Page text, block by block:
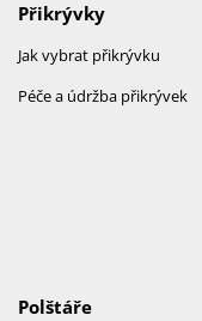
Přikrývky
Jak vybrat přikrývku
Péče a údržba přikrývek
Polštáře